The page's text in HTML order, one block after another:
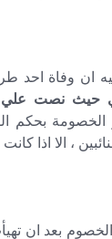
ان وفاة احد
حيث نصت
بحكم
، الا اذا
بعد ان